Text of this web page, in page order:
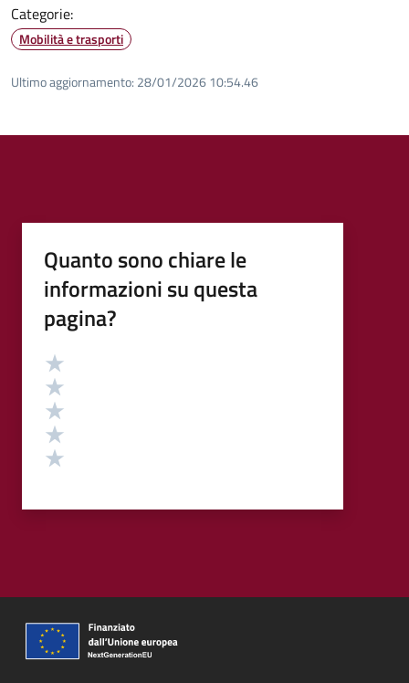
Categorie:
Mobilità e trasporti
Ultimo aggiornamento: 28/01/2026 10:54.46
Quanto sono chiare le
informazioni su questa
pagina?
Valutazione